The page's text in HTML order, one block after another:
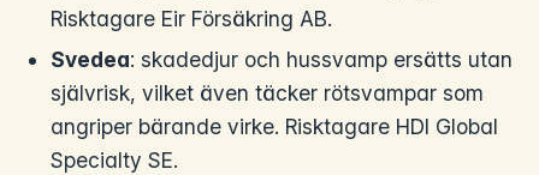
Risktagare Eir Försäkring AB.
Svedea: skadedjur och hussvamp ersätts utan
självrisk, vilket även täcker rötsvampar som
angriper bärande virke. Risktagare HDI Global
Specialty SE.